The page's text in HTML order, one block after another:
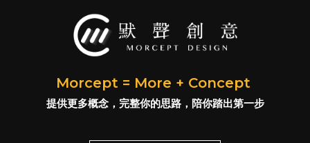
Morcept = More + Concept
提供更多概念，完整你的思路，陪你踏出第一步